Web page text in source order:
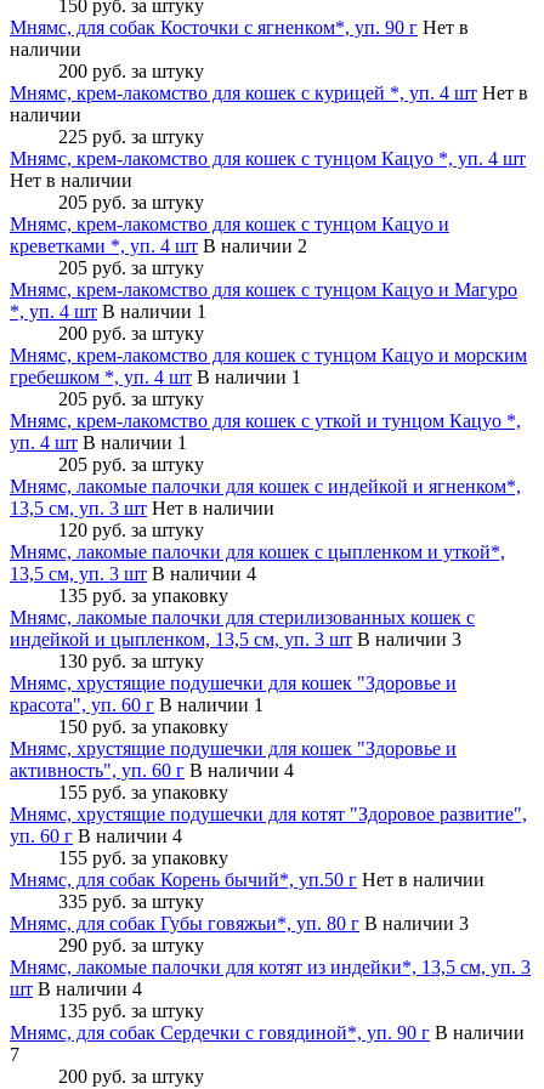
150 руб. за штуку
Мнямс, для собак Косточки с ягненком*, уп. 90 г Нет в
наличии
200 руб. за штуку
Мнямс, крем-лакомство для кошек с курицей *, уп. 4 шт Нет в
наличии
225 руб. за штуку
Мнямс, крем-лакомство для кошек с тунцом Кацуо *, уп. 4 шт
Нет в наличии
205 руб. за штуку
Мнямс, крем-лакомство для кошек с тунцом Кацуо и
креветками *, уп. 4 шт В наличии 2
205 руб. за штуку
Мнямс, крем-лакомство для кошек с тунцом Кацуо и Магуро
*, уп. 4 шт В наличии 1
200 руб. за штуку
Мнямс, крем-лакомство для кошек с тунцом Кацуо и морским
гребешком *, уп. 4 шт В наличии 1
205 руб. за штуку
Мнямс, крем-лакомство для кошек с уткой и тунцом Кацуо *,
уп. 4 шт В наличии 1
205 руб. за штуку
Мнямс, лакомые палочки для кошек с индейкой и ягненком*,
13,5 см, уп. 3 шт Нет в наличии
120 руб. за штуку
Мнямс, лакомые палочки для кошек с цыпленком и уткой*,
13,5 см, уп. 3 шт В наличии 4
135 руб. за упаковку
Мнямс, лакомые палочки для стерилизованных кошек с
индейкой и цыпленком, 13,5 см, уп. 3 шт В наличии 3
130 руб. за штуку
Мнямс, хрустящие подушечки для кошек "Здоровье и
красота", уп. 60 г В наличии 1
150 руб. за упаковку
Мнямс, хрустящие подушечки для кошек "Здоровье и
активность", уп. 60 г В наличии 4
155 руб. за упаковку
Мнямс, хрустящие подушечки для котят "Здоровое развитие",
уп. 60 г В наличии 4
155 руб. за упаковку
Мнямс, для собак Корень бычий*, уп.50 г Нет в наличии
335 руб. за штуку
Мнямс, для собак Губы говяжьи*, уп. 80 г В наличии 3
290 руб. за штуку
Мнямс, лакомые палочки для котят из индейки*, 13,5 см, уп. 3
шт В наличии 4
135 руб. за штуку
Мнямс, для собак Сердечки с говядиной*, уп. 90 г В наличии
7
200 руб. за штуку